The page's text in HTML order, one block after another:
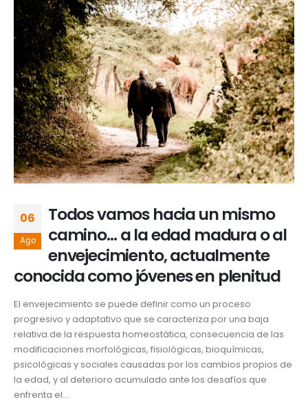
06
Ago
Todos vamos hacia un mismo
camino… a la edad madura o al
envejecimiento, actualmente
conocida como jóvenes en plenitud
El envejecimiento se puede definir como un proceso
progresivo y adaptativo que se caracteriza por una baja
relativa de la respuesta homeostática, consecuencia de las
modificaciones morfológicas, fisiológicas, bioquímicas,
psicológicas y sociales causadas por los cambios propios de
la edad, y al deterioro acumulado ante los desafíos que
enfrenta el...